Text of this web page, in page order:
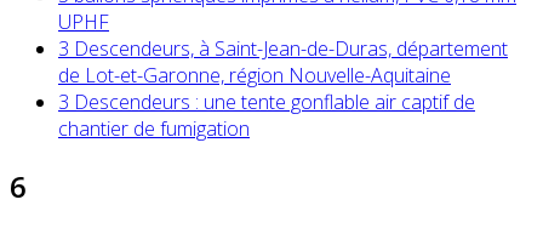
UPHF
3 Descendeurs, à Saint-Jean-de-Duras, département
de Lot-et-Garonne, région Nouvelle-Aquitaine
3 Descendeurs : une tente gonflable air captif de
chantier de fumigation
6